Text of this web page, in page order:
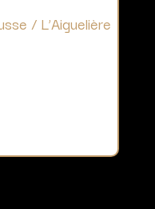
/ L’Aiguelière